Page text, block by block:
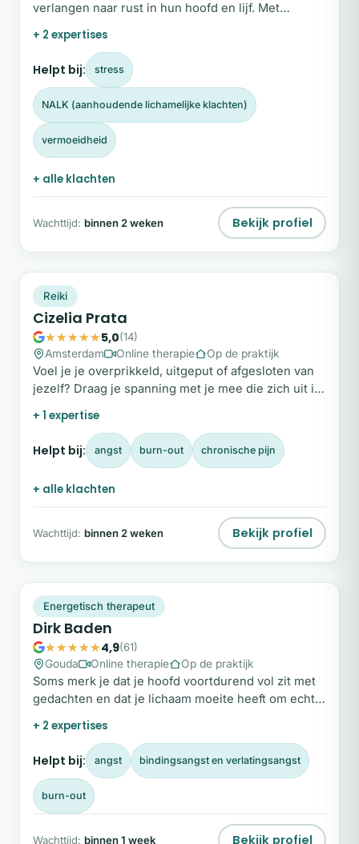
verlangen naar rust in hun hoofd en lijf. Met
energetisch werk, Reiki en NEI therapie, en elke
sessie op maat.
+ 2 expertises
Helpt bij: stress
NALK (aanhoudende lichamelijke klachten)
vermoeidheid
+ alle klachten
Wachttijd: binnen 2 weken Bekijk profiel
Plek beschikbaar
Reiki
Cizelia Prata
5,0(14)
Amsterdam
Online therapie Op de praktijk
Voel je je overprikkeld, uitgeput of afgesloten van
jezelf? Draag je spanning met je mee die zich uit in
onrust, slaapproblemen of lichamelijke klachten?
+ 1 expertise
Helpt bij: angst burn-out chronische pijn
+ alle klachten
Wachttijd: binnen 2 weken Bekijk profiel
DB
Snel beschikbaar
Energetisch therapeut
Dirk Baden
4,9(61)
Gouda
Online therapie Op de praktijk
Soms merk je dat je hoofd voortdurend vol zit met
gedachten en dat je lichaam moeite heeft om echt
te ontspannen.
+ 2 expertises
Helpt bij: angst bindingsangst en verlatingsangst
burn-out
Wachttijd: binnen 1 week Bekijk profiel